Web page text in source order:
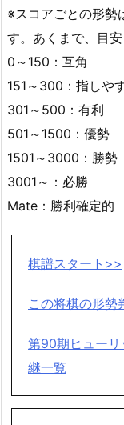
※スコアごとの形勢
す。あくまで、目安
0～150：互角
151～300：指しや
301～500：有利
501～1500：優勢
1501～3000：勝勢
3001～：必勝
Mate：勝利確定的
棋譜スタート>>
この将棋の形勢
第90期ヒューリ
継一覧